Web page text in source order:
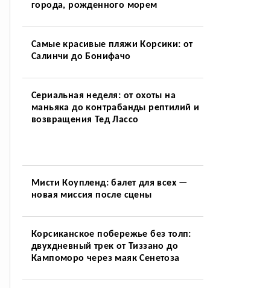
города, рожденного морем
Самые красивые пляжи Корсики: от
Салинчи до Бонифачо
Сериальная неделя: от охоты на
маньяка до контрабанды рептилий и
возвращения Тед Лассо
Мисти Коупленд: балет для всех —
новая миссия после сцены
Корсиканское побережье без толп:
двухдневный трек от Тиззано до
Кампоморо через маяк Сенетоза